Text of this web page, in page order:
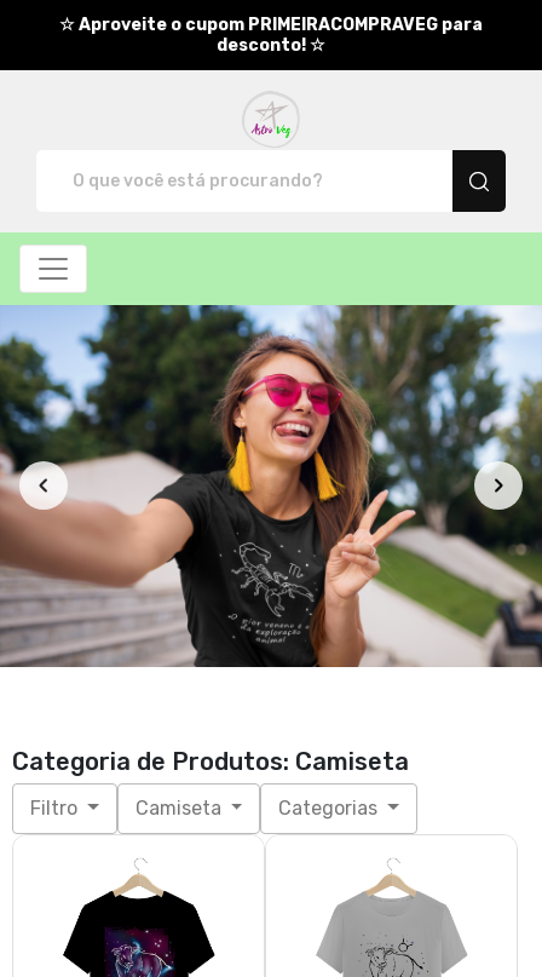
☆ Aproveite o cupom PRIMEIRACOMPRAVEG para
desconto! ☆
Categoria de Produtos: Camiseta
Filtro Camiseta Categorias